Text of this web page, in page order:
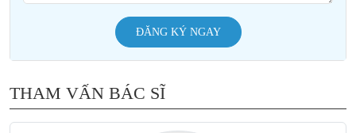
ĐĂNG KÝ NGAY
THAM VẤN BÁC SĨ